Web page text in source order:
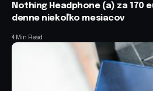
Nothing Headphone (a) za 170
denne niekoľko mesiacov
4 Min Read